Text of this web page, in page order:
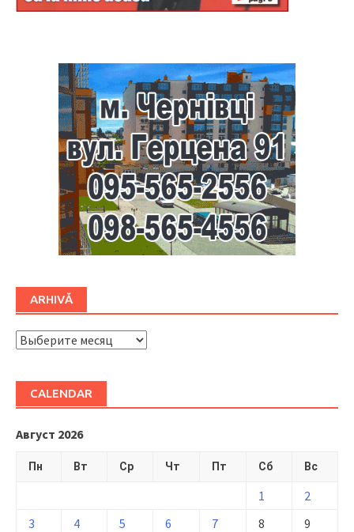
ARHIVĂ
ARHIVĂ
CALENDAR
Август 2026
Пн Вт Ср Чт Пт Сб Вс
1
2
3
4 5 6 7 8
9